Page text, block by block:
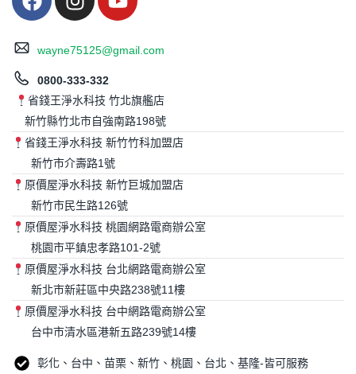
wayne75125@gmail.com
0800-333-332
省錢王淨水科技 竹北旗艦店
新竹縣竹北市自強南路198號
省錢王淨水科技 新竹竹科加盟店
新竹市介壽路1號
原價屋淨水科技 新竹巨城加盟店
新竹市民生路126號
原價屋淨水科技 桃園網路電商辦公室
桃園市平鎮忠孝路101-2號
原價屋淨水科技 台北網路電商辦公室
新北市新莊區中央路238號11樓
原價屋淨水科技 台中網路電商辦公室
台中市清水區港新五路239號14樓
彰化、台中、苗栗、新竹、桃園、台北、基隆-皆可服務